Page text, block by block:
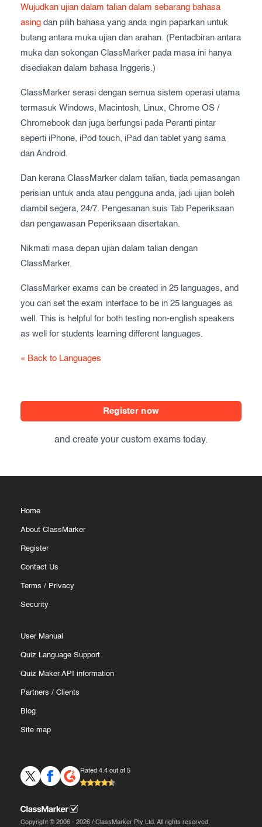
Wujudkan ujian dalam talian dalam sebarang bahasa
asing dan pilih bahasa yang anda ingin paparkan untuk
butang antara muka ujian dan arahan. (Pentadbiran antara
muka dan sokongan ClassMarker pada masa ini hanya
disediakan dalam bahasa Inggeris.)
ClassMarker serasi dengan semua sistem operasi utama
termasuk Windows, Macintosh, Linux, Chrome OS /
Chromebook dan juga berfungsi pada Peranti pintar
seperti iPhone, iPod touch, iPad dan tablet yang sama
dan Android.
Dan kerana ClassMarker dalam talian, tiada pemasangan
perisian untuk anda atau pengguna anda, jadi ujian boleh
diambil segera, 24/7. Pengesanan suis Tab Peperiksaan
dan pengawasan Peperiksaan disertakan.
Nikmati masa depan ujian dalam talian dengan
ClassMarker.
ClassMarker exams can be created in 25 languages, and
you can set the exam interface to be in 25 languages as
well. This is helpful for both testing non-english speakers
as well for students learning different languages.
« Back to Languages
Register now
and create your custom exams today.
Home
About ClassMarker
Register
Contact Us
Terms / Privacy
Security
User Manual
Quiz Language Support
Quiz Maker API information
Partners / Clients
Blog
Site map
Rated 4.4 out of 5
Copyright © 2006 - 2026 / ClassMarker Pty Ltd. All rights reserved